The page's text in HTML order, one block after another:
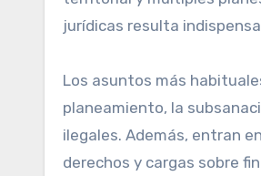
jurídicas resulta
Los asuntos más
planeamiento, la
ilegales. Además, entran
derechos y cargas sobre